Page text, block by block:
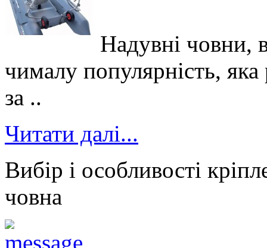
Надувні човни,
чималу популярність, яка
за ..
Читати далі...
Вибір і особливості
човна